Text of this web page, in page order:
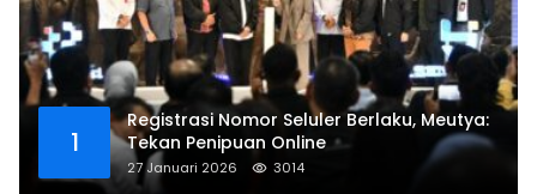
1
Registrasi Nomor Seluler Berlaku, Meutya:
Tekan Penipuan Online
27 Januari 2026 3014